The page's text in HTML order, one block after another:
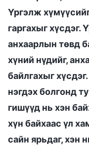
Үргэлж
гаргахыг хүсдэг.
анхаарлын төвд
хүний нүдийг,
байлгахыг
нэгдэх болгонд
гишүүд нь хэн
хүн байхаас үл
сайн ярьдаг, хэн